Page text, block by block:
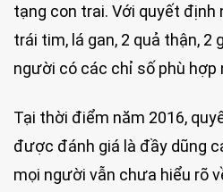
tạng con trai. Với quyết định
trái tim, lá gan, 2 quả thận, 2
người có các chỉ số phù hợp
Tại thời điểm năm 2016,
được đánh giá là đầy dũng
mọi người vẫn chưa hiểu rõ